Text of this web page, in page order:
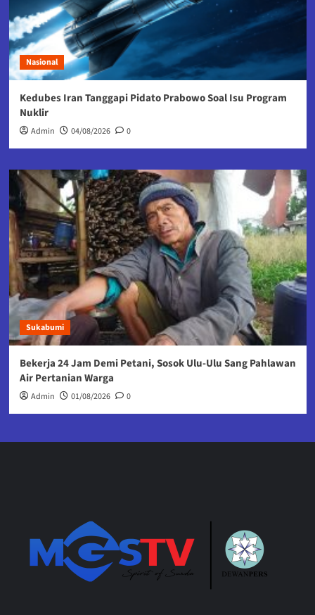
Nasional
Kedubes Iran Tanggapi Pidato Prabowo Soal Isu Program
Nuklir
Admin 04/08/2026 0
Sukabumi
Bekerja 24 Jam Demi Petani, Sosok Ulu-Ulu Sang Pahlawan
Air Pertanian Warga
Admin 01/08/2026 0